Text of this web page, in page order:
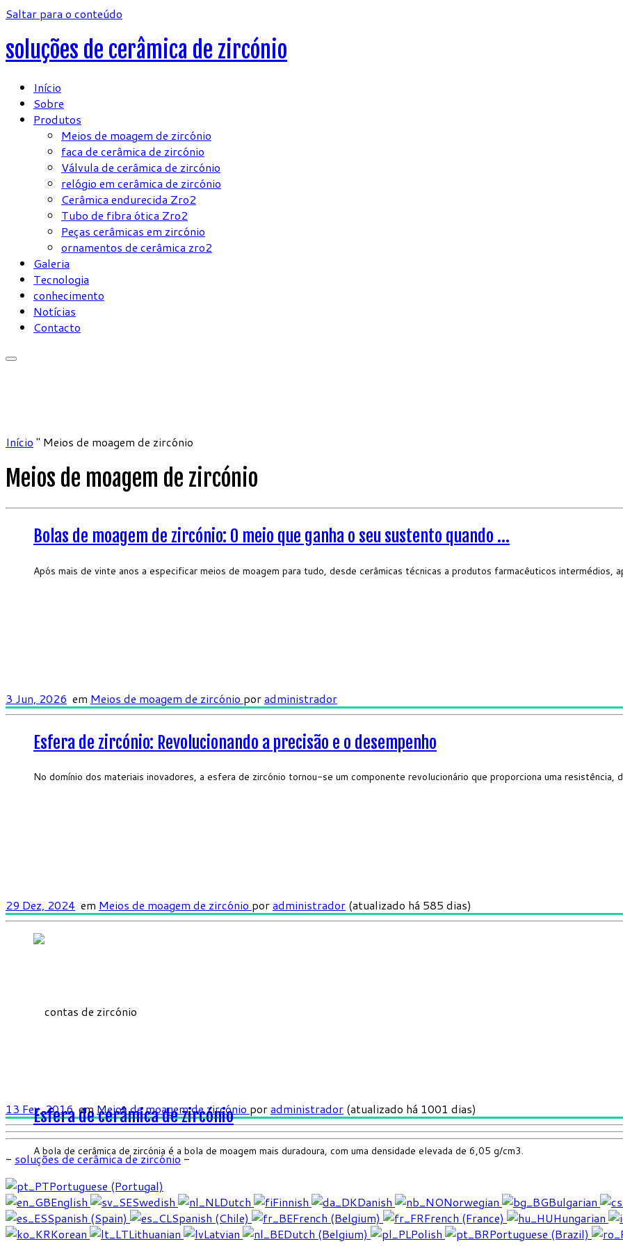
Saltar para o conteúdo
soluções de cerâmica de zircónio
Início
Sobre
Produtos
Meios de moagem de zircónio
faca de cerâmica de zircónio
Válvula de cerâmica de zircónio
relógio em cerâmica de zircónio
Cerâmica endurecida Zro2
Tubo de fibra ótica Zro2
Peças cerâmicas em zircónio
ornamentos de cerâmica zro2
Galeria
Tecnologia
conhecimento
Notícias
Contacto
Início " Meios de moagem de zircónio
Meios de moagem de zircónio
Bolas de moagem de zircónio: O meio que ganha o seu sustento quando ...
Após mais de vinte anos a especificar meios de moagem para tudo, desde cerâmicas técnicas a produtos farmacêuticos intermédios,
3 Jun, 2026 em Meios de moagem de zircónio poradministrador
Esfera de zircónio: Revolucionando a precisão e o desempenho
No domínio dos materiais inovadores, a esfera de zircónio tornou-se um componente revolucionário que proporciona uma resistência,
29 Dez, 2024 em Meios de moagem de zircónio poradministrador (atualizado há 585 dias)
Esfera de cerâmica de zircónio
A bola de cerâmica de zircónia é a bola de moagem mais duradoura, com uma densidade elevada de 6,05 g/cm3.
13 Fev, 2016em Meios de moagem de zircónio poradministrador (atualizado há 1001 dias)
- soluções de cerâmica de zircónio -
Portuguese (Portugal)
English
Swedish Dutch Finnish Danish Norwegian Bulgarian
Spanish (Spain)
Spanish (Chile) French (Belgium) French (France) Hungarian
Korean
Lithuanian Latvian Dutch (Belgium) Polish Portuguese (Brazil)